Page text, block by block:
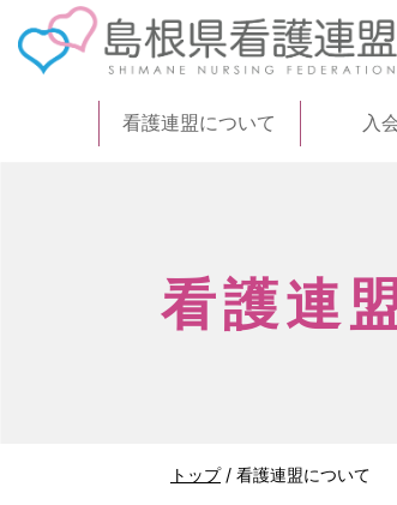
このページの本文へ
看護連盟について 入
看護連
現
トップ/ 看護連盟について